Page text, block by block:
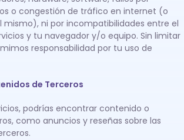
o congestión de tráfico en internet (o
mismo), ni por incompatibilidades entre el
y tu navegador y/o equipo. Sin limitar
responsabilidad por tu uso de
de Terceros
podrías encontrar contenido o
como anuncios y reseñas sobre las